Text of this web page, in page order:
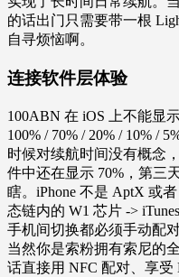
的话出门只需要带一根
自寻烦恼啊。
连接软件层体验
100ABN 在 iOS 上不能显
100% / 70% / 20% / 10% /
时候对续航时间没有概念
件中还在显示 70%，第三
瞎。iPhone 不是 AptX 或
态链内的 W1 芯片 ->
手机间切换都必须手动配
当然你是索粉拥有索尼的
话直接用 NFC 配对、享